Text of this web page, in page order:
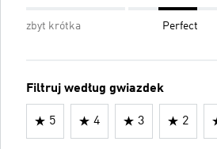
zbyt krótka Perfect
Filtruj według gwiazdek
5 4 3 2